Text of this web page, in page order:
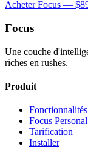
Acheter Focus —
Focus
Une couche
riches en rushes.
Produit
Fonctionnalités
Focus Personal
Tarification
Installer